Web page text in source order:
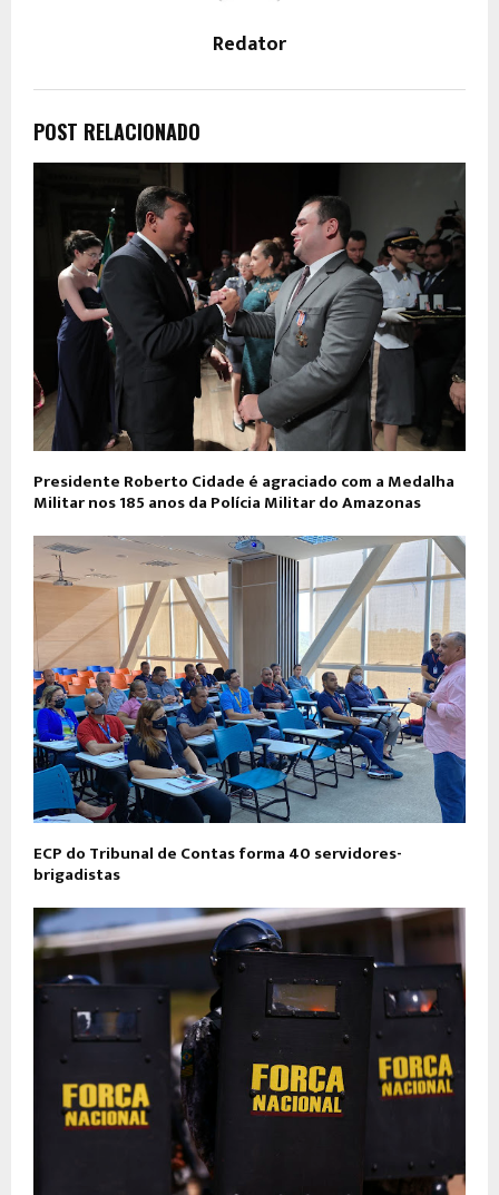
Redator
POST RELACIONADO
Presidente Roberto Cidade é agraciado com a Medalha
Militar nos 185 anos da Polícia Militar do Amazonas
​ECP do Tribunal de Contas forma 40 servidores-
brigadistas